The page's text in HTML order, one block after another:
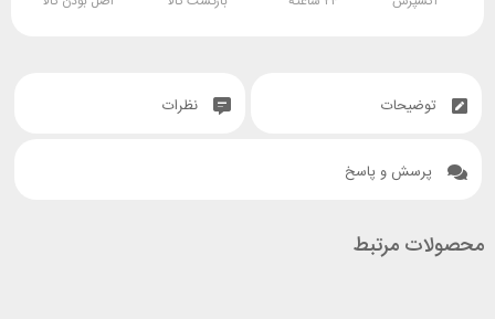
توضیحات نظرات
پرسش و پاسخ
محصولات مرتبط